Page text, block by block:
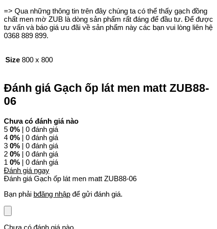
=> Qua những thông tin trên đây chúng ta có thể thấy gạch đồng
chất men mờ ZUB là dòng sản phẩm rất đáng để đầu tư. Để được
tư vấn và báo giá ưu đãi về sản phẩm này các bạn vui lòng liên hệ
0368 889 899.
Size 800 x 800
Đánh giá Gạch ốp lát men matt ZUB88-
06
Chưa có đánh giá nào
5 0% | 0 đánh giá
4 0% | 0 đánh giá
3 0% | 0 đánh giá
2 0% | 0 đánh giá
1 0% | 0 đánh giá
Đánh giá ngay
Đánh giá Gạch ốp lát men matt ZUB88-06
Bạn phải bđăng nhập để gửi đánh giá.
Chưa có đánh giá nào.